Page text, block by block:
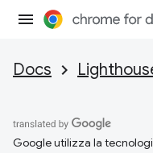
Docs
Google utilizza la